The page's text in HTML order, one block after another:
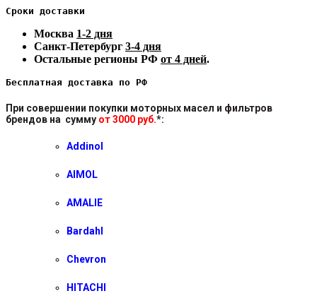
Сроки доставки
Москва 1-2 дня
Санкт-Петербург 3-4 дня
Остальные регионы РФ от 4 дней.
Бесплатная доставка по РФ
При совершении покупки моторных масел и фильтров
брендов на сумму от 3000 руб.*:
Addinol
AIMOL
AMALIE
Bardahl
Chevron
HITACHI